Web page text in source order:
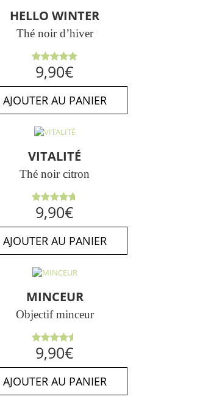
HELLO WINTER
Thé noir d’hiver
Note5.00
sur 5
9,90€
AJOUTER AU PANIER
VITALITÉ
Thé noir citron
Note
4.75sur
5
9,90€
AJOUTER AU PANIER
MINCEUR
Objectif minceur
Note
4.50sur
5
9,90€
AJOUTER AU PANIER